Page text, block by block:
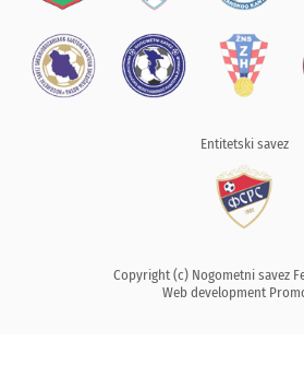
Entitetski savez
Copyright (c) Nogometni savez
Web development